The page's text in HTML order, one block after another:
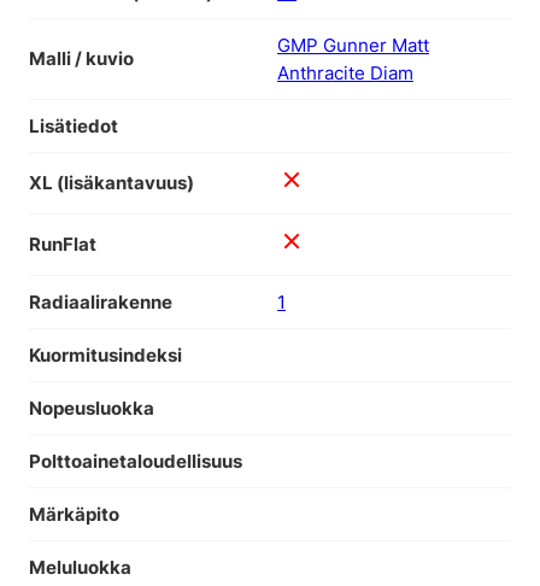
Malli / kuvio
GMP Gunner Matt
Anthracite Diam
Lisätiedot
XL (lisäkantavuus)
RunFlat
Radiaalirakenne 1
Kuormitusindeksi
Nopeusluokka
Polttoainetaloudellisuus
Märkäpito
Meluluokka